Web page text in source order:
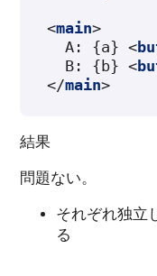
<main>
  A: {a}
<
  B: {b}
<
</main>
結果
問題ない。
それぞれ独立
る